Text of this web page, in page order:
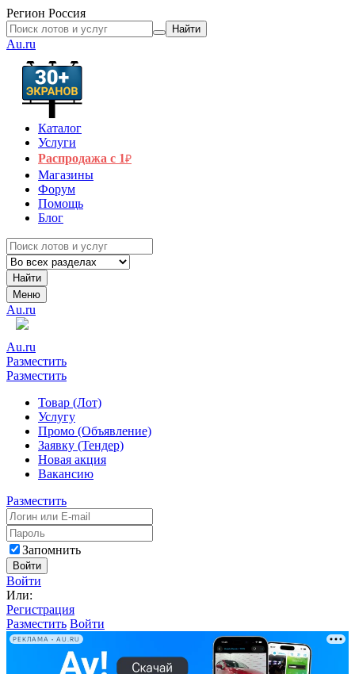
Регион Россия
Найти
Au.ru
Каталог
Услуги
Распродажа с 1₽
Магазины
Форум
Помощь
Блог
Найти
Меню
Au.ru
Au.ru
Разместить
Разместить
Товар (Лот)
Услугу
Промо (Объявление)
Заявку (Тендер)
Новая акция
Вакансию
Разместить
Запомнить
Войти
Войти
Или:
Регистрация
Разместить Войти
РЕКЛАМА • AU.RU